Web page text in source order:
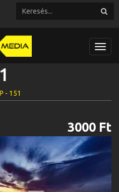
- 151
3000 Ft